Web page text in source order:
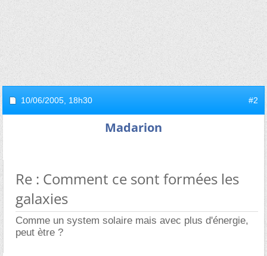
10/06/2005, 18h30 #2
Madarion
Re : Comment ce sont formées les
galaxies
Comme un system solaire mais avec plus d'énergie,
peut ètre ?